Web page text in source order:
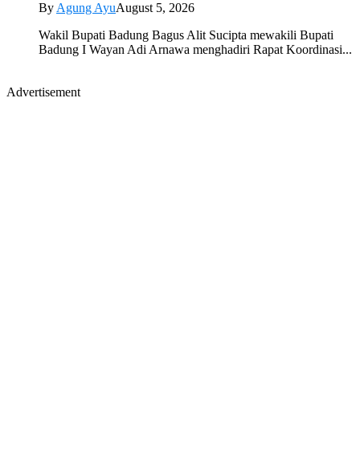
By Agung AyuAugust 5, 2026
Wakil Bupati Badung Bagus Alit Sucipta mewakili Bupati
Badung I Wayan Adi Arnawa menghadiri Rapat Koordinasi...
Advertisement